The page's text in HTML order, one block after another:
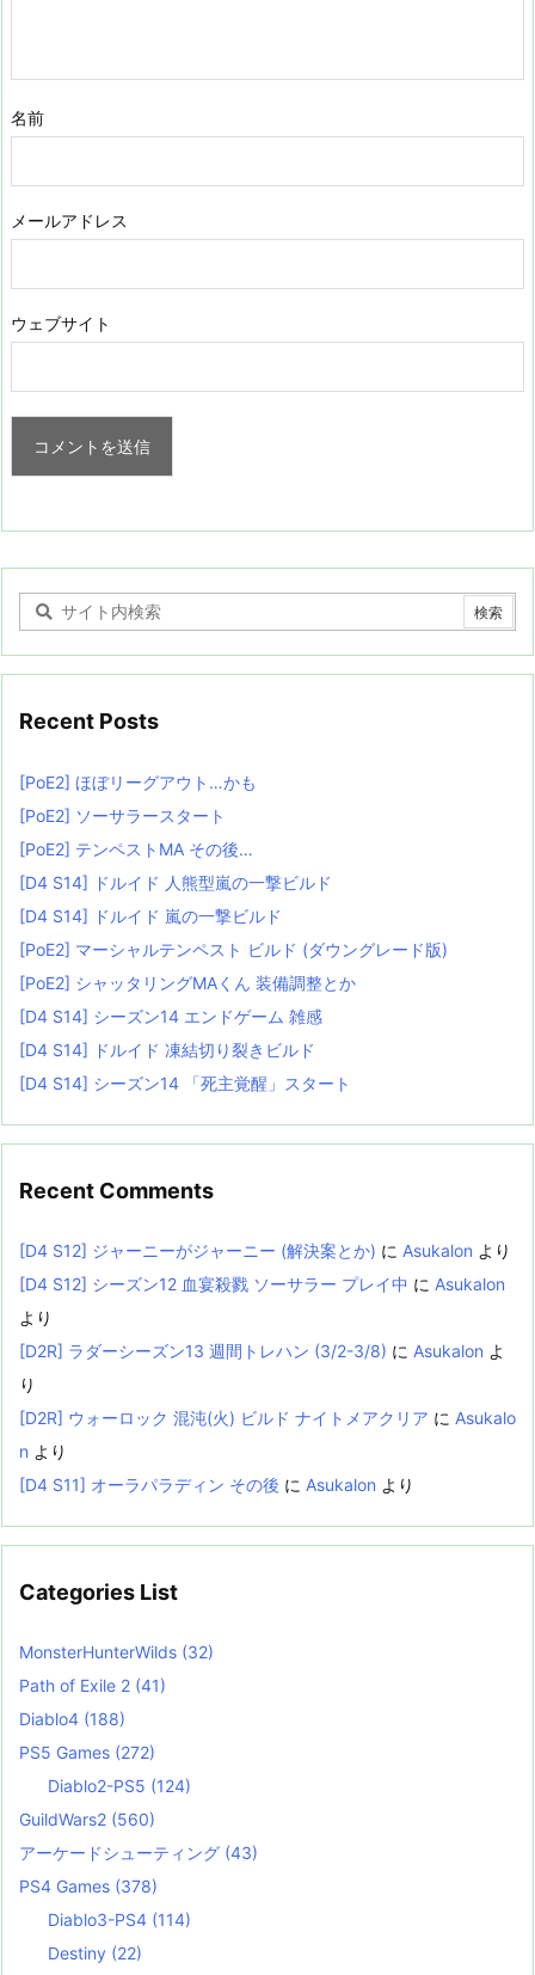
名前
メールアドレス
ウェブサイト
Recent Posts
[PoE2] ほぼリーグアウト…かも
[PoE2] ソーサラースタート
[PoE2] テンペストMA その後…
[D4 S14] ドルイド 人熊型嵐の一撃ビルド
[D4 S14] ドルイド 嵐の一撃ビルド
[PoE2] マーシャルテンペスト ビルド (ダウングレード版)
[PoE2] シャッタリングMAくん 装備調整とか
[D4 S14] シーズン14 エンドゲーム 雑感
[D4 S14] ドルイド 凍結切り裂きビルド
[D4 S14] シーズン14 「死主覚醒」スタート
Recent Comments
[D4 S12] ジャーニーがジャーニー (解決案とか) に Asukalon より
[D4 S12] シーズン12 血宴殺戮 ソーサラー プレイ中 に Asukalon
より
[D2R] ラダーシーズン13 週間トレハン (3/2-3/8) に Asukalon よ
り
[D2R] ウォーロック 混沌(火) ビルド ナイトメアクリア に Asukalo
n より
[D4 S11] オーラパラディン その後 に Asukalon より
Categories List
MonsterHunterWilds (32)
Path of Exile 2 (41)
Diablo4 (188)
PS5 Games (272)
Diablo2-PS5 (124)
GuildWars2 (560)
アーケードシューティング (43)
PS4 Games (378)
Diablo3-PS4 (114)
Destiny (22)